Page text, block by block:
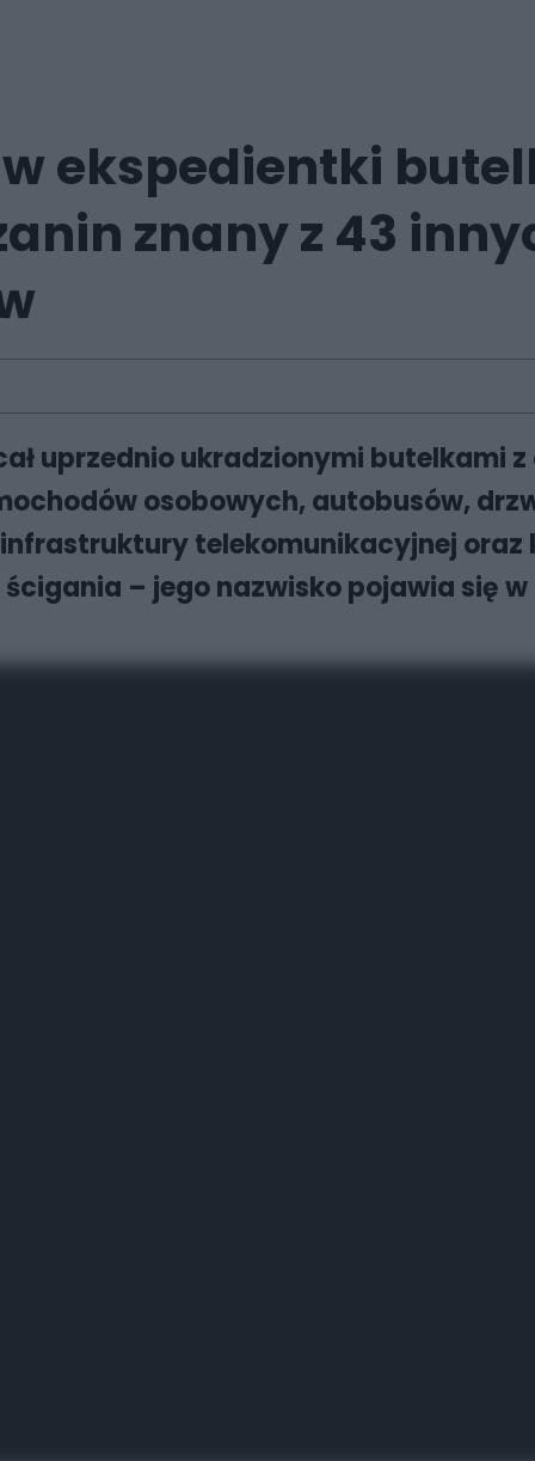
w ekspedientki
znany z 43
uprzednio ukradzionymi butelkami z
osobowych, autobusów,
telekomunikacyjnej
– jego nazwisko pojawia się